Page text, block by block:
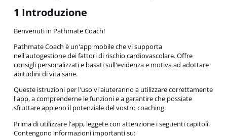
1 Introduzione
Benvenuti in Pathmate Coach!
Pathmate Coach è un'app mobile che vi supporta
nell'autogestione dei fattori di rischio cardiovascolare. Offre
consigli personalizzati e basati sull'evidenza e motiva ad adottare
abitudini di vita sane.
Queste istruzioni per l'uso vi aiuteranno a utilizzare correttamente
l'app, a comprenderne le funzioni e a garantire che possiate
sfruttare appieno il potenziale del vostro coaching.
Prima di utilizzare l'app, leggete con attenzione i seguenti capitoli.
Contengono informazioni importanti su: